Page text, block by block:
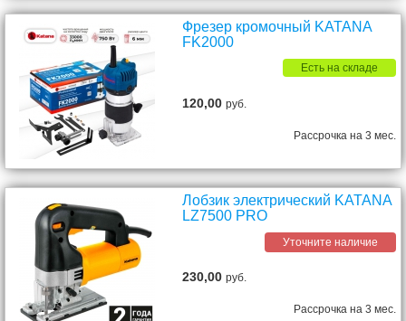
Фрезер кромочный KATANA
FK2000
Есть на складе
120,00руб.
Рассрочка на 3 мес.
Лобзик электрический KATANA
LZ7500 PRO
Уточните наличие
230,00руб.
Рассрочка на 3 мес.